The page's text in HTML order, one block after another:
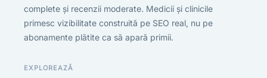
complete și recenzii moderate. Medicii și clinicile
primesc vizibilitate construită pe SEO real, nu pe
abonamente plătite ca să apară primii.
EXPLOREAZĂ